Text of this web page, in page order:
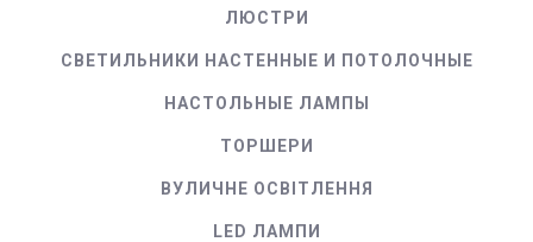
ЛЮСТРИ
СВЕТИЛЬНИКИ НАСТЕННЫЕ И ПОТОЛОЧНЫЕ
НАСТОЛЬНЫЕ ЛАМПЫ
ТОРШЕРИ
ВУЛИЧНЕ ОСВІТЛЕННЯ
LED ЛАМПИ